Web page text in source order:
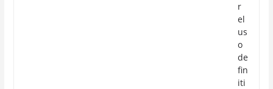
r
el
us
o
de
fin
iti